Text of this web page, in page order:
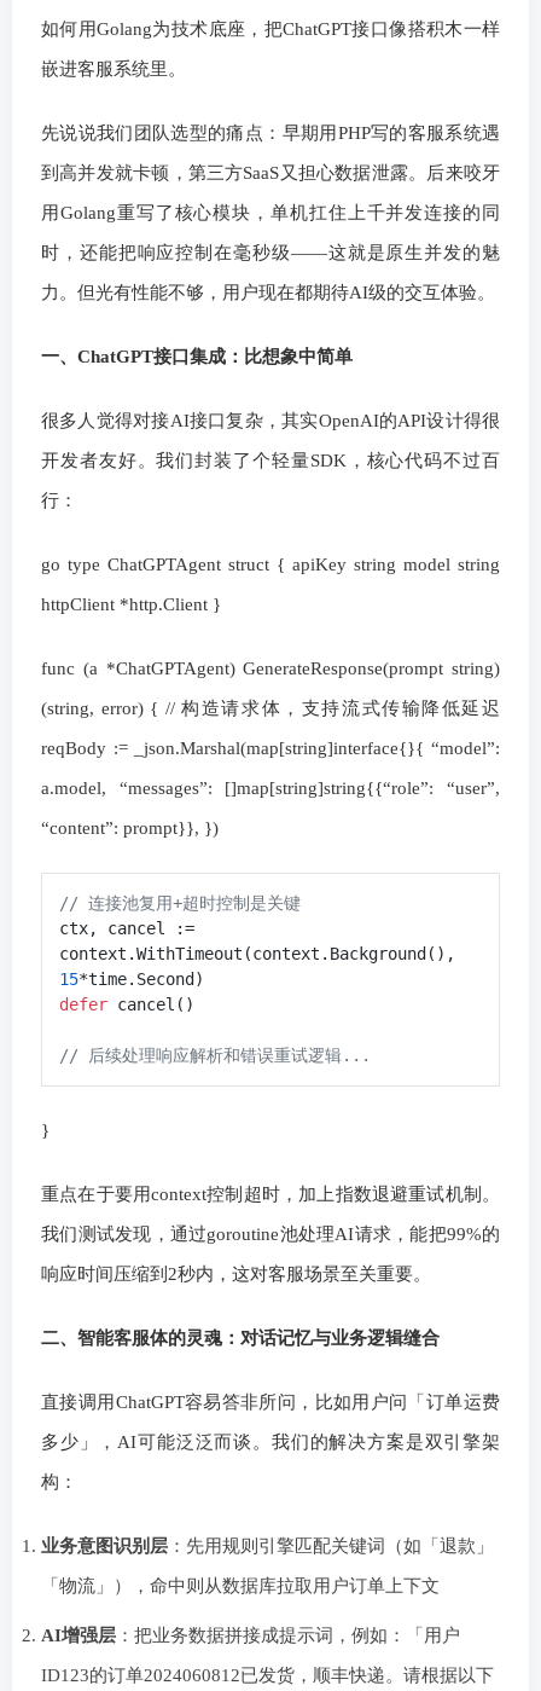
如何用Golang为技术底座，把ChatGPT接口像搭积木一样
嵌进客服系统里。
先说说我们团队选型的痛点：早期用PHP写的客服系统遇
到高并发就卡顿，第三方SaaS又担心数据泄露。后来咬牙
用Golang重写了核心模块，单机扛住上千并发连接的同
时，还能把响应控制在毫秒级——这就是原生并发的魅
力。但光有性能不够，用户现在都期待AI级的交互体验。
一、ChatGPT接口集成：比想象中简单
很多人觉得对接AI接口复杂，其实OpenAI的API设计得很
开发者友好。我们封装了个轻量SDK，核心代码不过百
行：
go type ChatGPTAgent struct { apiKey string model string
httpClient *http.Client }
func (a *ChatGPTAgent) GenerateResponse(prompt string)
(string, error) { // 构造请求体，支持流式传输降低延迟
reqBody := _json.Marshal(map[string]interface{}{ “model”:
a.model, “messages”: []map[string]string{{“role”: “user”,
“content”: prompt}}, })
// 连接池复用+超时控制是关键
ctx, cancel :=
15
defer cancel()
// 后续处理响应解析和错误重试逻辑...
}
重点在于要用context控制超时，加上指数退避重试机制。
我们测试发现，通过goroutine池处理AI请求，能把99%的
响应时间压缩到2秒内，这对客服场景至关重要。
二、智能客服体的灵魂：对话记忆与业务逻辑缝合
直接调用ChatGPT容易答非所问，比如用户问「订单运费
多少」，AI可能泛泛而谈。我们的解决方案是双引擎架
构：
业务意图识别层 ：先用规则引擎匹配关键词（如「退款」
「物流」），命中则从数据库拉取用户订单上下文
AI增强层 ：把业务数据拼接成提示词，例如：「用户
ID123的订单2024060812已发货，顺丰快递。请根据以下